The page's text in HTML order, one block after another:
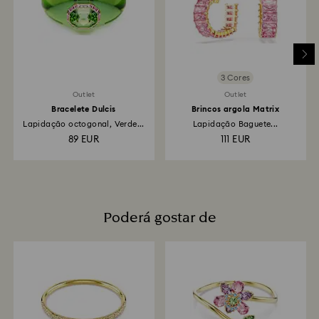
poderá demorar entre 3 e 7 dias úteis, através do
meio de pagamento utilizado para efetuar a
encomenda. O processo global de devolução e
Outlet
Bracelete Dulcis
Lapidação octogonal, Verde...
89 EUR
3 Cores
Outlet
Brincos argola Matrix
Lapidação Baguete...
111 EUR
Poderá gostar de